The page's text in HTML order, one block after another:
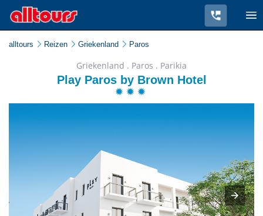
alltours Reizen Griekenland Paros
Griekenland . Paros . Parikia
Play Paros by Brown Hotel